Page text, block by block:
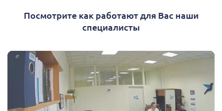
Посмотрите как работают для Вас наши
специалисты